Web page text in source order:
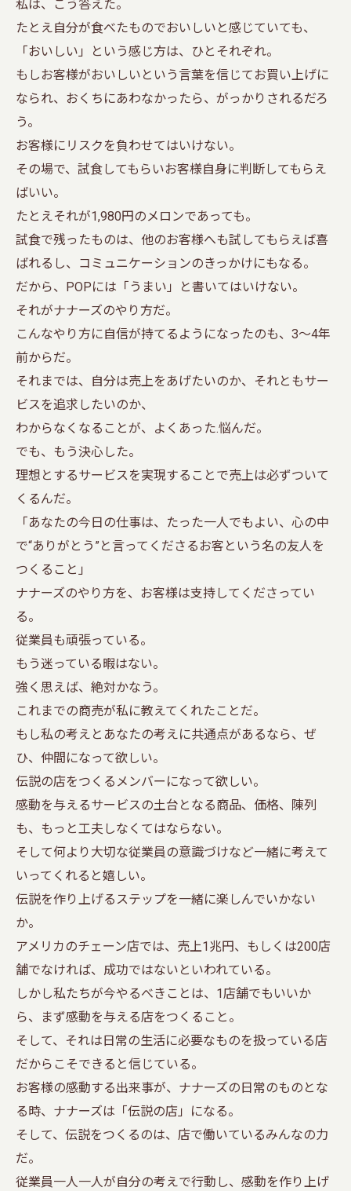
私は、こう答えた。
たとえ自分が食べたものでおいしいと感じていても、
「おいしい」という感じ方は、ひとそれぞれ。
もしお客様がおいしいという言葉を信じてお買い上げに
なられ、おくちにあわなかったら、がっかりされるだろ
う。
お客様にリスクを負わせてはいけない。
その場で、試食してもらいお客様自身に判断してもらえ
ばいい。
たとえそれが1,980円のメロンであっても。
試食で残ったものは、他のお客様へも試してもらえば喜
ばれるし、コミュニケーションのきっかけにもなる。
だから、POPには「うまい」と書いてはいけない。
それがナナーズのやり方だ。
こんなやり方に自信が持てるようになったのも、3～4年
前からだ。
それまでは、自分は売上をあげたいのか、それともサー
ビスを追求したいのか、
わからなくなることが、よくあった.悩んだ。
でも、もう決心した。
理想とするサービスを実現することで売上は必ずついて
くるんだ。
「あなたの今日の仕事は、たった一人でもよい、心の中
で“ありがとう”と言ってくださるお客という名の友人を
つくること」
ナナーズのやり方を、お客様は支持してくださってい
る。
従業員も頑張っている。
もう迷っている暇はない。
強く思えば、絶対かなう。
これまでの商売が私に教えてくれたことだ。
もし私の考えとあなたの考えに共通点があるなら、ぜ
ひ、仲間になって欲しい。
伝説の店をつくるメンバーになって欲しい。
感動を与えるサービスの土台となる商品、価格、陳列
も、もっと工夫しなくてはならない。
そして何より大切な従業員の意識づけなど一緒に考えて
いってくれると嬉しい。
伝説を作り上げるステップを一緒に楽しんでいかない
か。
アメリカのチェーン店では、売上1兆円、もしくは200店
舗でなければ、成功ではないといわれている。
しかし私たちが今やるべきことは、1店舗でもいいか
ら、まず感動を与える店をつくること。
そして、それは日常の生活に必要なものを扱っている店
だからこそできると信じている。
お客様の感動する出来事が、ナナーズの日常のものとな
る時、ナナーズは「伝説の店」になる。
そして、伝説をつくるのは、店で働いているみんなの力
だ。
従業員一人一人が自分の考えで行動し、感動を作り上げ